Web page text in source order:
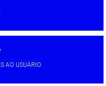
AO USUÁRIO